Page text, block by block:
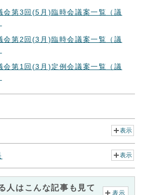
会第3回(5月)臨時会議案一覧（議
会第2回(3月)臨時会議案一覧（議
会第1回(3月)定例会議案一覧（議
表示
表示
人はこんな記事も見て
表示